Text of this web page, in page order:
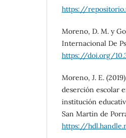
https://
Moreno, D. M. y
Internacional De
https://doi.org/
Moreno, J. E.
deserción escolar
institución
San Martin de
https://